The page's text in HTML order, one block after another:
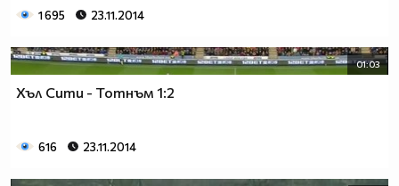
1 695 23.11.2014
01:03
Хъл Сити - Тотнъм 1:2
616 23.11.2014